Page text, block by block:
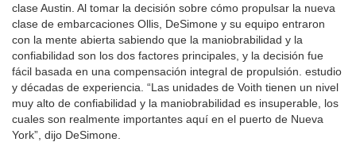
clase Austin. Al tomar la decisión sobre cómo propulsar la nueva
clase de embarcaciones Ollis, DeSimone y su equipo entraron
con la mente abierta sabiendo que la maniobrabilidad y la
confiabilidad son los dos factores principales, y la decisión fue
fácil basada en una compensación integral de propulsión. estudio
y décadas de experiencia. “Las unidades de Voith tienen un nivel
muy alto de confiabilidad y la maniobrabilidad es insuperable, los
cuales son realmente importantes aquí en el puerto de Nueva
York”, dijo DeSimone.